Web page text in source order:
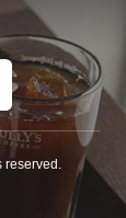
reserved.